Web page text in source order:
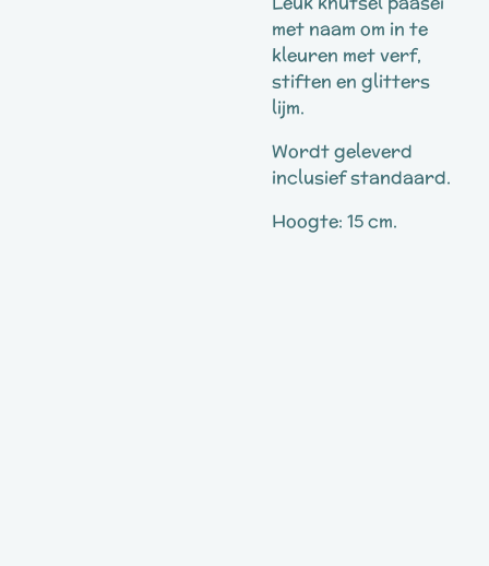
met naam om in te
kleuren met verf,
stiften en glitters
lijm.
Wordt geleverd
inclusief standaard.
Hoogte: 15 cm.